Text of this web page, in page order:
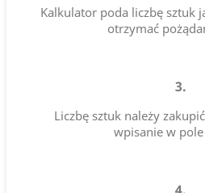
Kalkulator poda liczbę sztuk
otrzymać
3.
Liczbę sztuk należy
wpisanie w